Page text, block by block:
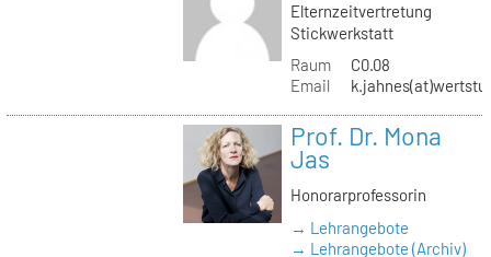
Elternzeitvertretung
Stickwerkstatt
Raum
C0.08
Email
Prof. Dr. Mona
Jas
Honorarprofessorin
→ Lehrangebote
→ Lehrangebote (Archiv)